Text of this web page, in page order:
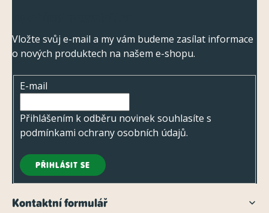
ý
p
i
Vložte svůj e-mail a my vám budeme zasílat informace
o nových produktech na našem e-shopu.
E-mail
Přihlášením k odběru novinek souhlasíte s
podmínkami ochrany osobních údajů.
PŘIHLÁSIT SE
Kontaktní formulář